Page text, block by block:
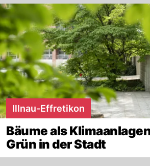
Illnau-Effretikon
Bäume als
Grün in der Stadt